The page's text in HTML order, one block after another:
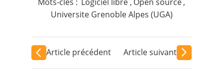
Universite Grenoble Alpes (UGA)
Article précédent Article suivant